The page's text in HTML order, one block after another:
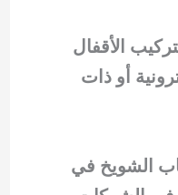
الأقفال
أو ذات
الشويخ في